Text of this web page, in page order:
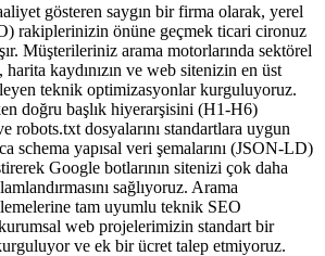
gösteren saygın bir firma olarak, yerel
rakiplerinizin önüne geçmek ticari cironuz
Müşterileriniz arama motorlarında sektörel
harita kaydınızın ve web sitenizin en üst
teknik optimizasyonlar kurguluyoruz.
doğru başlık hiyerarşisini (H1-H6)
robots.txt dosyalarını standartlara uygun
schema yapısal veri şemalarını (JSON-LD)
Google botlarının sitenizi çok daha
sağlıyoruz. Arama
tam uyumlu teknik SEO
web projelerimizin standart bir
ve ek bir ücret talep etmiyoruz.